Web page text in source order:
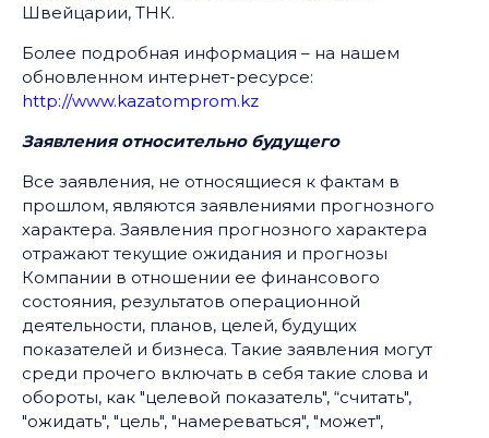
Швейцарии, ТНК.
Более подробная информация – на нашем
обновленном интернет-ресурсе:
http://www.kazatomprom.kz
Заявления относительно будущего
Все заявления, не относящиеся к фактам в
прошлом, являются заявлениями прогнозного
характера. Заявления прогнозного характера
отражают текущие ожидания и прогнозы
Компании в отношении ее финансового
состояния, результатов операционной
деятельности, планов, целей, будущих
показателей и бизнеса. Такие заявления могут
среди прочего включать в себя такие слова и
обороты, как "целевой показатель", “считать",
"ожидать", "цель", "намереваться", "может",